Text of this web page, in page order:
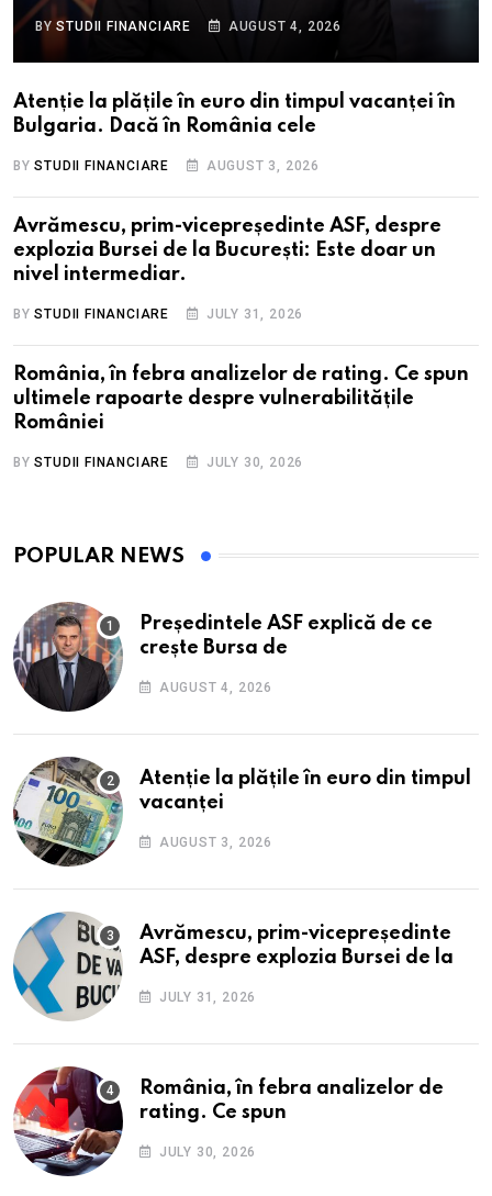
BYSTUDII FINANCIARE AUGUST 4, 2026
Atenție la plățile în euro din timpul vacanței în
Bulgaria. Dacă în România cele
BYSTUDII FINANCIARE AUGUST 3, 2026
Avrămescu, prim-vicepreședinte ASF, despre
explozia Bursei de la București: Este doar un
nivel intermediar.
BYSTUDII FINANCIARE JULY 31, 2026
România, în febra analizelor de rating. Ce spun
ultimele rapoarte despre vulnerabilitățile
României
BYSTUDII FINANCIARE JULY 30, 2026
POPULAR NEWS
Președintele ASF explică de ce
crește Bursa de
AUGUST 4, 2026
Atenție la plățile în euro din timpul
vacanței
AUGUST 3, 2026
Avrămescu, prim-vicepreședinte
ASF, despre explozia Bursei de la
JULY 31, 2026
România, în febra analizelor de
rating. Ce spun
JULY 30, 2026